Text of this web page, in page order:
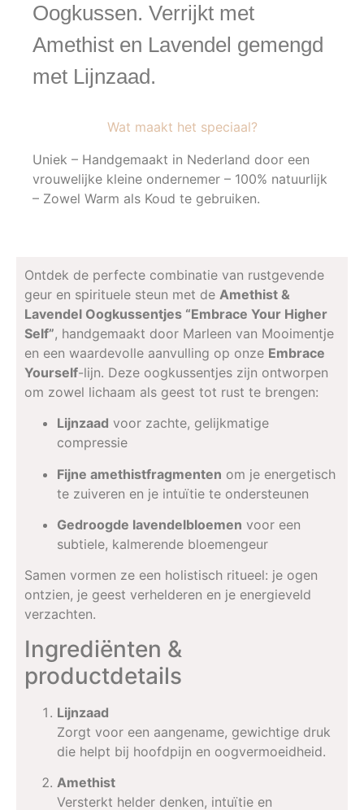
Oogkussen. Verrijkt met
Amethist en Lavendel gemengd
met Lijnzaad.
Wat maakt het speciaal?
Uniek – Handgemaakt in Nederland door een
vrouwelijke kleine ondernemer – 100% natuurlijk
– Zowel Warm als Koud te gebruiken.
Ontdek de perfecte combinatie van rustgevende
geur en spirituele steun met de Amethist &
Lavendel Oogkussentjes “Embrace Your Higher
Self”, handgemaakt door Marleen van Mooimentje
en een waardevolle aanvulling op onze Embrace
Yourself-lijn. Deze oogkussentjes zijn ontworpen
om zowel lichaam als geest tot rust te brengen:
Lijnzaad voor zachte, gelijkmatige
compressie
Fijne amethist­fragmenten om je energetisch
te zuiveren en je intuïtie te ondersteunen
Gedroogde lavendelbloemen voor een
subtiele, kalmerende bloemengeur
Samen vormen ze een holistisch ritueel: je ogen
ontzien, je geest verhelderen en je energieveld
verzachten.
Ingrediënten &
productdetails
Lijnzaad
Zorgt voor een aangename, gewichtige druk
die helpt bij hoofdpijn en oogvermoeidheid.
Amethist
Versterkt helder denken, intuïtie en